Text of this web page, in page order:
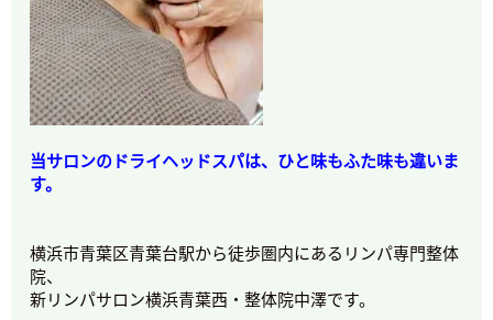
当サロンのドライヘッドスパは、ひと味もふた味も違いま
す。
横浜市青葉区青葉台駅から徒歩圏内にあるリンパ専門整体
院、
新リンパサロン横浜青葉西・整体院中澤です。